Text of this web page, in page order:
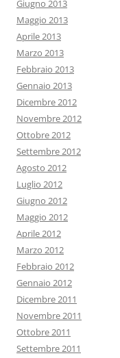
Giugno 2013
Maggio 2013
Aprile 2013
Marzo 2013
Febbraio 2013
Gennaio 2013
Dicembre 2012
Novembre 2012
Ottobre 2012
Settembre 2012
Agosto 2012
Luglio 2012
Giugno 2012
Maggio 2012
Aprile 2012
Marzo 2012
Febbraio 2012
Gennaio 2012
Dicembre 2011
Novembre 2011
Ottobre 2011
Settembre 2011